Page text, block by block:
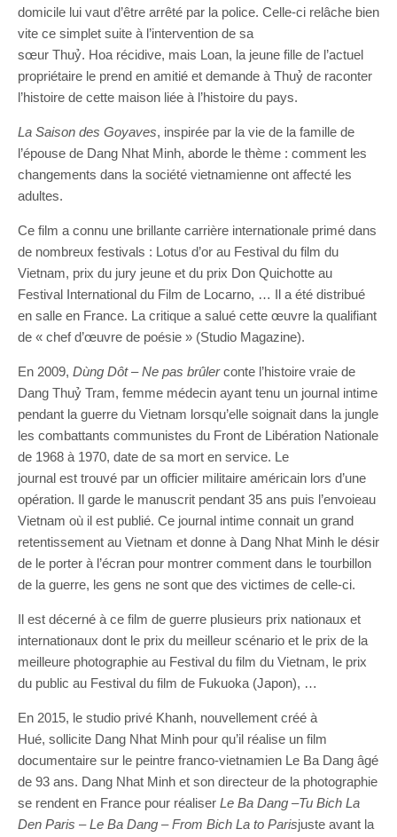
domicile lui vaut d’être arrêté par la police. Celle-ci relâche bien
vite ce simplet suite à l’intervention de sa
sœur Thuỷ. Hoa récidive, mais Loan, la jeune fille de l’actuel
propriétaire le prend en amitié et demande à Thuỷ de raconter
l’histoire de cette maison liée à l’histoire du pays.
La Saison des Goyaves, inspirée par la vie de la famille de
l’épouse de Dang Nhat Minh, aborde le thème : comment les
changements dans la société vietnamienne ont affecté les
adultes.
Ce film a connu une brillante carrière internationale primé dans
de nombreux festivals : Lotus d’or au Festival du film du
Vietnam, prix du jury jeune et du prix Don Quichotte au
Festival International du Film de Locarno, … Il a été distribué
en salle en France. La critique a salué cette œuvre la qualifiant
de « chef d’œuvre de poésie » (Studio Magazine).
En 2009, Dùng Dôt–Ne pas brûlerconte l’histoire vraie de
Dang Thuỷ Tram, femme médecin ayant tenu un journal intime
pendant la guerre du Vietnam lorsqu’elle soignait dans la jungle
les combattants communistes du Front de Libération Nationale
de 1968 à 1970, date de sa mort en service. Le
journal est trouvé par un officier militaire américain lors d’une
opération. Il garde le manuscrit pendant 35 ans puis l’envoieau
Vietnam où il est publié. Ce journal intime connait un grand
retentissement au Vietnam et donne à Dang Nhat Minh le désir
de le porter à l’écran pour montrer comment dans le tourbillon
de la guerre, les gens ne sont que des victimes de celle-ci.
Il est décerné à ce film de guerre plusieurs prix nationaux et
internationaux dont le prix du meilleur scénario et le prix de la
meilleure photographie au Festival du film du Vietnam, le prix
du public au Festival du film de Fukuoka (Japon), …
En 2015, le studio privé Khanh, nouvellement créé à
Hué, sollicite Dang Nhat Minh pour qu’il réalise un film
documentaire sur le peintre franco-vietnamien Le Ba Dang âgé
de 93 ans. Dang Nhat Minh et son directeur de la photographie
se rendent en France pour réaliser Le Ba Dang –Tu Bich La
Den Paris –Le Ba Dang –From Bich La to Parisjuste avant la